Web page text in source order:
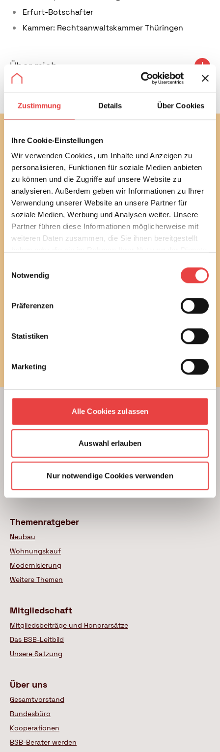
Zustimmung Details Über Cookies
Ihre Cookie-Einstellungen
Wir verwenden Cookies, um Inhalte und Anzeigen zu
personalisieren, Funktionen für soziale Medien anbieten
zu können und die Zugriffe auf unsere Website zu
analysieren. Außerdem geben wir Informationen zu Ihrer
Verwendung unserer Website an unsere Partner für
soziale Medien, Werbung und Analysen weiter. Unsere
Partner führen diese Informationen möglicherweise mit
weiteren Daten zusammen, die Sie ihnen bereitgestellt
Notwendig
Präferenzen
Statistiken
Marketing
Alle Cookies zulassen
Auswahl erlauben
Nur notwendige Cookies verwenden
Erfurt-Botschafter
Kammer: Rechtsanwaltskammer Thüringen
Über mich
Abonnieren Sie jetzt unseren
kostenlosen Newsletter
Mit unserem monatlichen Newsletter bleiben Sie bei
bautechnischen und baurechtlichen
Verbraucherthemen immer auf dem Laufenden.
Erfahren Sie außerdem alle aktuellen Termine und
Entwicklungen des Vereins.
Sie können diesen Service in jedem Newsletter wieder
abbestellen.
und stimme diesen zu.
Unterstützung beim Hausbau
Kauf einer Eigentumswohnung
Modernisierung von Bestandsimmobilien
Das BSB Beratungsnetz
Wer sind unsere Experten
Themenratgeber
Neubau
Wohnungskauf
Modernisierung
Weitere Themen
Mitgliedschaft
Mitgliedsbeiträge und Honorarsätze
Das BSB-Leitbild
Unsere Satzung
Über uns
Gesamtvorstand
Bundesbüro
Kooperationen
BSB-Berater werden